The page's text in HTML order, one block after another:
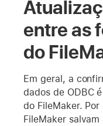
entre as
do
Em geral, a
dados de ODBC
do FileMaker.
FileMaker